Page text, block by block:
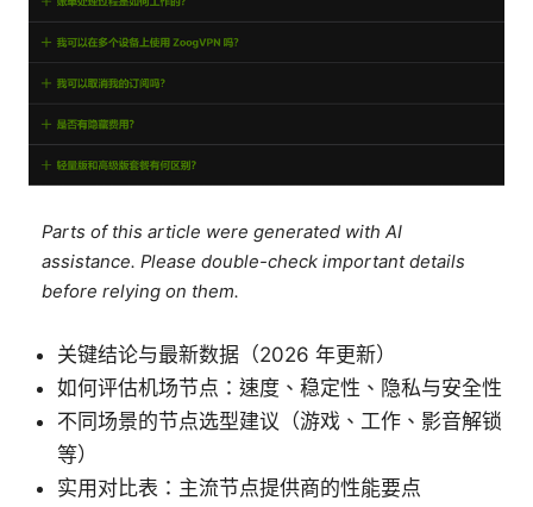
Parts of this article were generated with AI
assistance. Please double-check important details
before relying on them.
关键结论与最新数据（2026 年更新）
如何评估机场节点：速度、稳定性、隐私与安全性
不同场景的节点选型建议（游戏、工作、影音解锁
等）
实用对比表：主流节点提供商的性能要点